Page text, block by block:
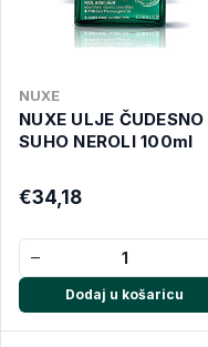
NUXE
NUXE ULJE ČUDESNO
SUHO NEROLI 100ml
€34,18
−
Dodaj u košaricu